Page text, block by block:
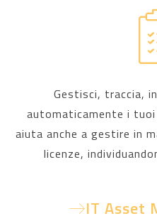
Gestisci, traccia,
automaticamente i
aiuta anche a gestire in
licenze,
IT Asset